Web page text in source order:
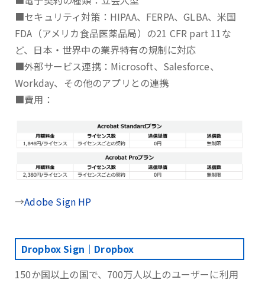
■セキュリティ対策：HIPAA、FERPA、GLBA、⽶国
FDA（アメリカ⾷品医薬品局）の21 CFR part 11な
ど、日本・世界中の業界特有の規制に対応
■外部サービス連携：Microsoft、Salesforce、
Workday、その他のアプリとの連携
■費用：
→Adobe Sign HP
Dropbox Sign｜Dropbox
150か国以上の国で、700万人以上のユーザーに利用